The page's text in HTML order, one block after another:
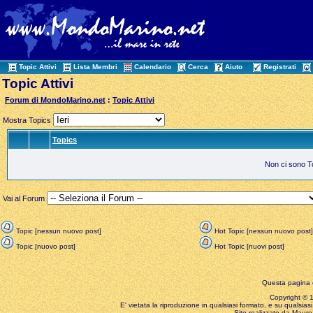
Topic Attivi Lista Membri Calendario Cerca Aiuto Registrati
Topic Attivi
Forum di MondoMarino.net :Topic Attivi
Mostra Topics
Topics
Non ci sono
Vai al Forum
Topic [nessun nuovo post]
Hot Topic [nessun nuovo post]
Topic [nuovo post]
Hot Topic [nuovi post]
Questa pagina
Copyright ©
E' vietata la riproduzione in qualsiasi formato, e su